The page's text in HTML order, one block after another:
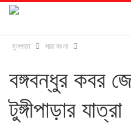
মূলপাতা সারা বাংলা
বঙ্গবন্ধুর কবর
টুঙ্গীপাড়ার যাত্রা